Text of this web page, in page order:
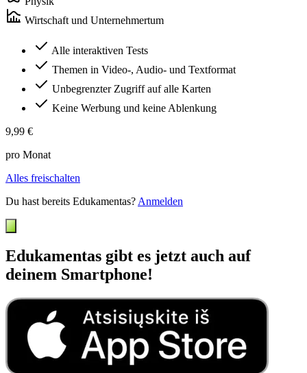
Wirtschaft und Unternehmertum
Alle interaktiven Tests
Themen in Video-, Audio- und Textformat
Unbegrenzter Zugriff auf alle Karten
Keine Werbung und keine Ablenkung
9,99 €
pro Monat
Alles freischalten
Du hast bereits Edukamentas? Anmelden
Edukamentas gibt es jetzt auch auf
deinem Smartphone!